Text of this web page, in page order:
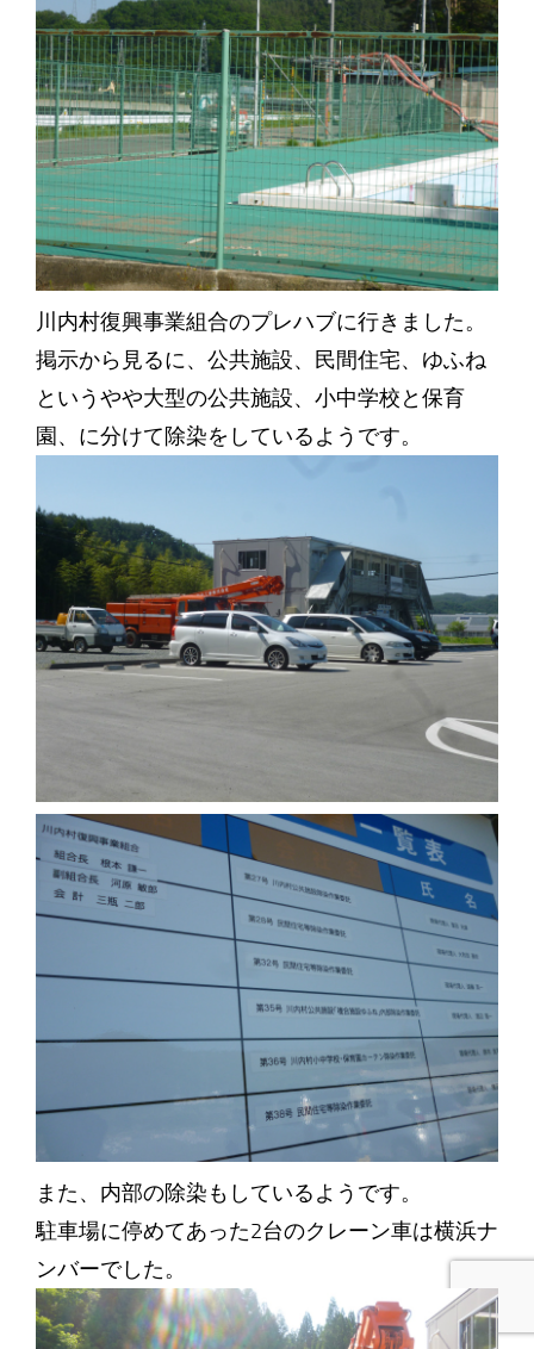
川内村復興事業組合のプレハブに行きました。
掲示から見るに、公共施設、民間住宅、ゆふね
というやや大型の公共施設、小中学校と保育
園、に分けて除染をしているようです。
また、内部の除染もしているようです。
駐車場に停めてあった2台のクレーン車は横浜ナ
ンバーでした。